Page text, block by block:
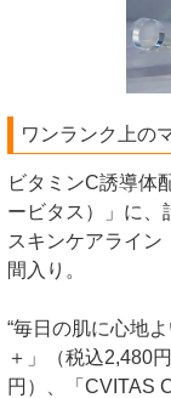
ワンランク上の
ビタミンC誘導体
ービタス）」に、
スキンケアライン
間入り。
“毎日の肌に心地
＋」（税込2,480
円）、「CVITAS